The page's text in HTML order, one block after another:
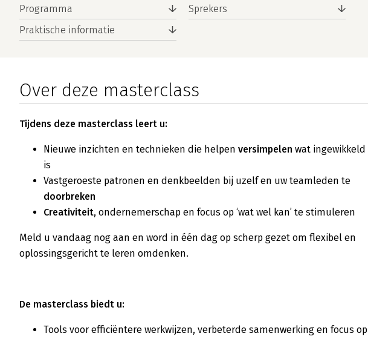
Programma
Sprekers
Praktische informatie
Over deze masterclass
Tijdens deze masterclass leert u:
Nieuwe inzichten en technieken die helpen versimpelen wat ingewikkeld
is
Vastgeroeste patronen en denkbeelden bij uzelf en uw teamleden te
doorbreken
Creativiteit, ondernemerschap en focus op ‘wat wel kan’ te stimuleren
Meld u vandaag nog aan en word in één dag op scherp gezet om flexibel en
oplossingsgericht te leren omdenken.
De masterclass biedt u:
Tools voor efficiëntere werkwijzen, verbeterde samenwerking en focus op